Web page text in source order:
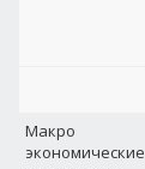
Макро
экономические